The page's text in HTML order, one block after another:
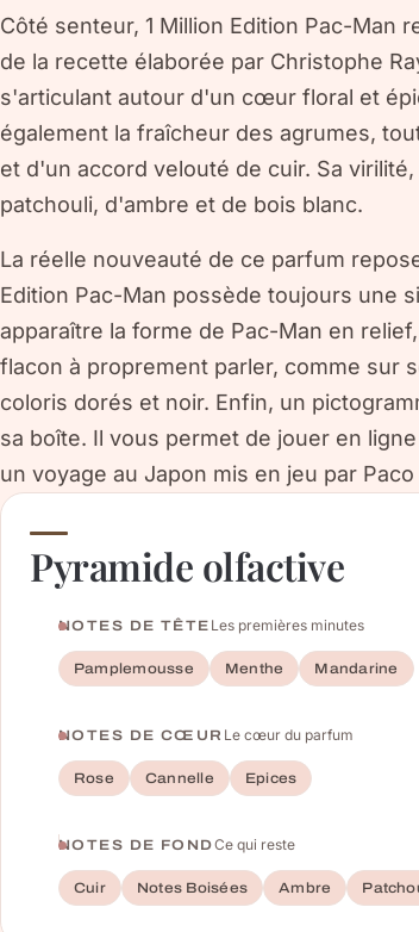
Côté senteur, 1 Million Edition Pac-Man
de la recette élaborée par Christophe
s'articulant autour d'un cœur floral et
également la fraîcheur des agrumes,
et d'un accord velouté de cuir. Sa
patchouli, d'ambre et de bois blanc.
La réelle nouveauté de ce parfum
Edition Pac-Man possède toujours une
apparaître la forme de Pac-Man en
flacon à proprement parler, comme sur
coloris dorés et noir. Enfin, un
sa boîte. Il vous permet de jouer en
un voyage au Japon mis en jeu par Paco
Pyramide olfactive
NOTES DE TÊTE Les premières minutes
Pamplemousse Menthe Mandarine
NOTES DE CŒUR Le cœur du parfum
Rose Cannelle Epices
NOTES DE FONDCe qui reste
Cuir Notes Boisées Ambre